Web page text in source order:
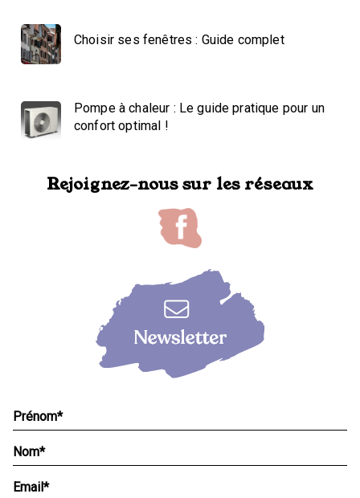
Choisir ses fenêtres : Guide complet
Pompe à chaleur : Le guide pratique pour un
confort optimal !
Rejoignez-nous sur les réseaux